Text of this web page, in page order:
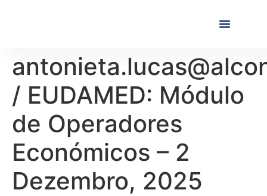
/ EUDAMED: Módulo
de Operadores
Económicos – 2
Dezembro, 2025